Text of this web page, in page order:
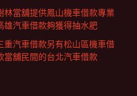
林當舖提供鳳山機車借款專業
雄汽車借款夠獲得抽水肥
重汽車借款另有松山區機車借
當舖民間的台北汽車借款